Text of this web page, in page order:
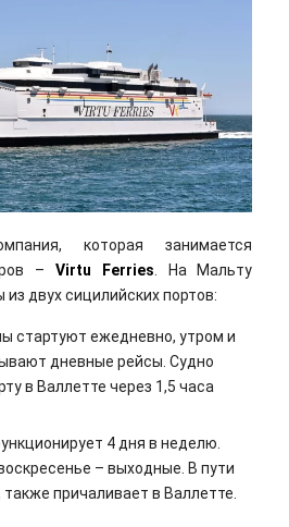
которая занимается
– Virtu Ferries . На Мальту
двух сицилийских портов:
стартуют ежедневно, утром и
дневные рейсы. Судно
в Валлетте через 1,5 часа
4 дня в неделю.
– выходные. В пути
причаливает в Валлетте.